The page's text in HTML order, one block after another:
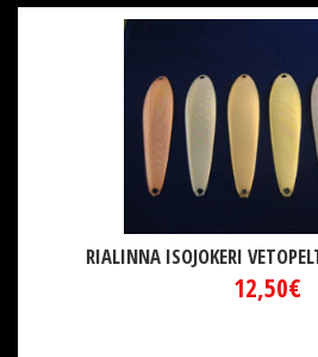
RIALINNA ISOJOKERI
12,50€